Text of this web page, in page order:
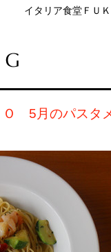
イタリア食堂ＦＵ
5月のパスタ